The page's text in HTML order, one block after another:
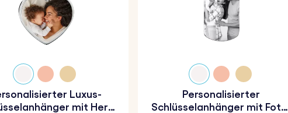
Luxus-
mit Herz
Personalisierter
Schlüsselanhänger mit Foto-